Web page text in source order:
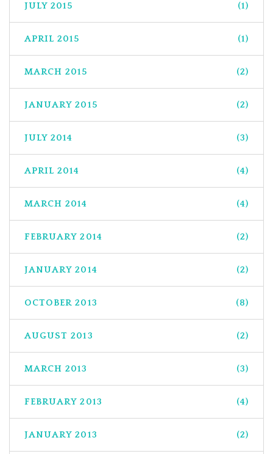
JULY 2015 (1)
APRIL 2015 (1)
MARCH 2015 (2)
JANUARY 2015 (2)
JULY 2014 (3)
APRIL 2014 (4)
MARCH 2014 (4)
FEBRUARY 2014 (2)
JANUARY 2014 (2)
OCTOBER 2013 (8)
AUGUST 2013 (2)
MARCH 2013 (3)
FEBRUARY 2013 (4)
JANUARY 2013 (2)